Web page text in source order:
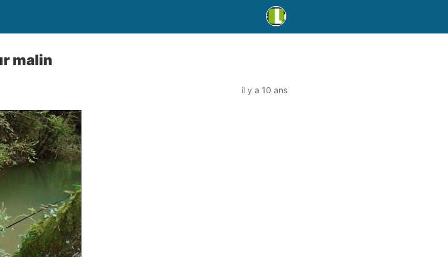
malin
il y a 10 ans